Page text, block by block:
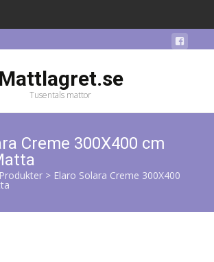
Mattlagret.se
Tusentals mattor
Creme 300X400 cm
Produkter > Elaro Solara Creme 300X400